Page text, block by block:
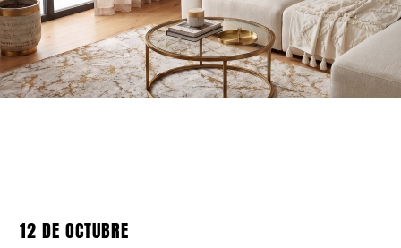
12 DE OCTUBRE